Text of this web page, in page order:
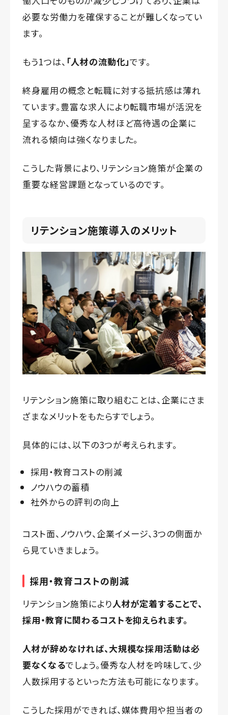
必要な労働力を確保することが難しくなってい
ます。
もう1つは、 「人材の流動化」です。
終身雇用の概念と転職に対する抵抗感は薄れ
ています。豊富な求人により転職市場が活況を
呈するなか、優秀な人材ほど高待遇の企業に
流れる傾向は強くなりました。
こうした背景により、リテンション施策が企業の
重要な経営課題となっているのです。
リテンション施策導入のメリット
リテンション施策に取り組むことは、企業にさま
ざまなメリットをもたらすでしょう。
具体的には、以下の3つが考えられます。
採用・教育コストの削減
ノウハウの蓄積
社外からの評判の向上
コスト面、ノウハウ、企業イメージ、3つの側面か
ら見ていきましょう。
採用・教育コストの削減
リテンション施策により人材が定着することで、
採用・教育に関わるコストを抑えられます。
人材が辞めなければ、大規模な採用活動は必
要なくなるでしょう。優秀な人材を吟味して、少
人数採用するといった方法も可能になります。
こうした採用ができれば、媒体費用や担当者の